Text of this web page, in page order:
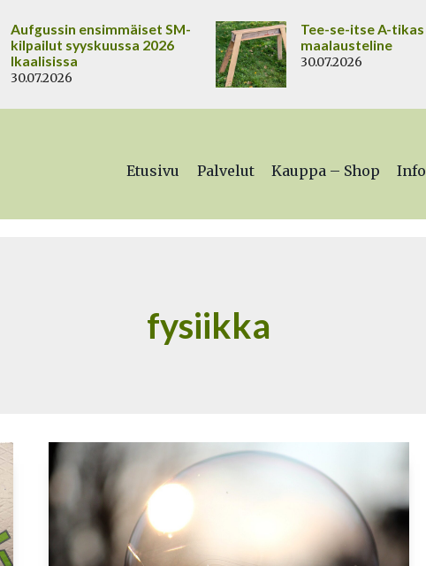
Aufgussin ensimmäiset SM-
kilpailut syyskuussa 2026
Ikaalisissa
30.07.2026
Tee-se-itse A-tikas
maalausteline
30.07.2026
Etusivu Palvelut Kauppa – Shop Info
fysiikka